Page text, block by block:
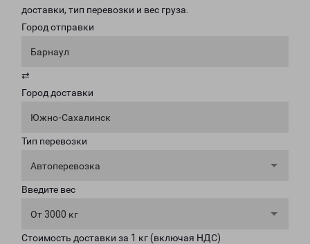
доставки, тип перевозки и вес груза.
Город отправки
Барнаул
⇄
Город доставки
Южно-Сахалинск
Тип перевозки
Автоперевозка
Введите вес
От 3000 кг
Стоимость доставки за 1 кг (включая НДС)